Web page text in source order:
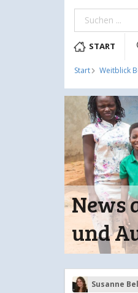
START
Start Weitblick
News
und
Susanne